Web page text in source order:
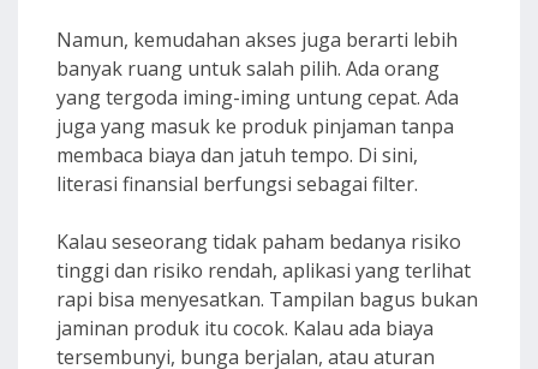
Namun, kemudahan akses juga berarti lebih
banyak ruang untuk salah pilih. Ada orang
yang tergoda iming-iming untung cepat. Ada
juga yang masuk ke produk pinjaman tanpa
membaca biaya dan jatuh tempo. Di sini,
literasi finansial berfungsi sebagai filter.
Kalau seseorang tidak paham bedanya risiko
tinggi dan risiko rendah, aplikasi yang terlihat
rapi bisa menyesatkan. Tampilan bagus bukan
jaminan produk itu cocok. Kalau ada biaya
tersembunyi, bunga berjalan, atau aturan